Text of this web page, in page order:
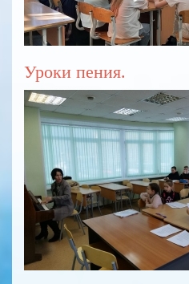
Уроки пения.